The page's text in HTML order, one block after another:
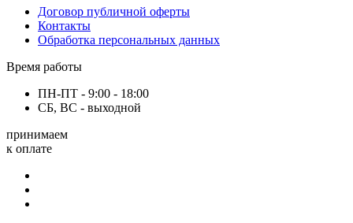
Договор публичной оферты
Контакты
Обработка персональных данных
Время работы
ПН-ПТ - 9:00 - 18:00
СБ, ВС - выходной
принимаем
к оплате